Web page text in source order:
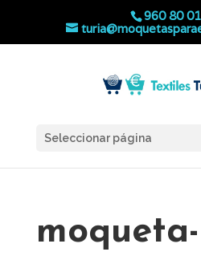
960 80
Seleccionar página